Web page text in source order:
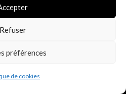
Refuser
préférences
de cookies